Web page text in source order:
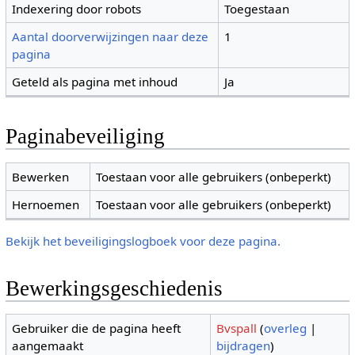
Indexering door robots
Toegestaan
Aantal doorverwijzingen naar deze
pagina
1
Geteld als pagina met inhoud Ja
Paginabeveiliging
Bewerken
Toestaan voor alle gebruikers (onbeperkt)
Hernoemen
Toestaan voor alle gebruikers (onbeperkt)
Bekijk het beveiligingslogboek voor deze pagina.
Bewerkingsgeschiedenis
Gebruiker die de pagina heeft
aangemaakt
Bvspall (overleg |
bijdragen)